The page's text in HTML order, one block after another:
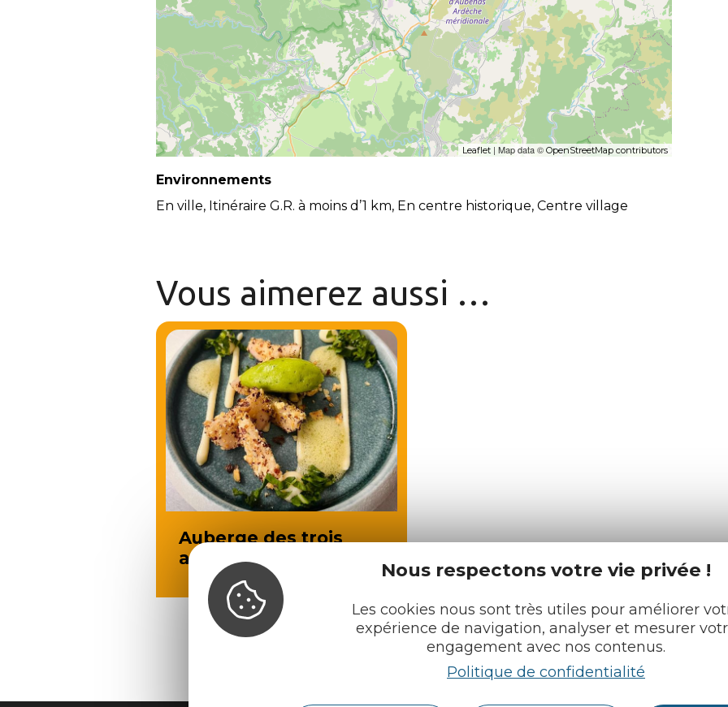
Nous respectons votre vie privée !
Les cookies nous sont très utiles pour améliorer
expérience de navigation, analyser et mesurer
engagement avec nos contenus.
Politique de confidentialité
Leaflet| Map data © OpenStreetMap contributors
Environnements
En ville, Itinéraire G.R. à moins d’1 km, En centre historique, Centre village
Vous aimerez aussi …
Auberge des trois
ami.es